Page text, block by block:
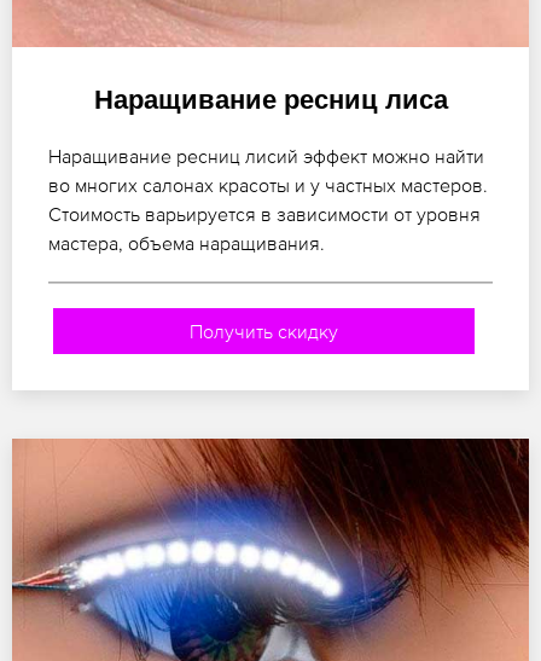
Наращивание ресниц лиса
Наращивание ресниц лисий эффект можно найти
во многих салонах красоты и у частных мастеров.
Стоимость варьируется в зависимости от уровня
мастера, объема наращивания.
Получить скидку